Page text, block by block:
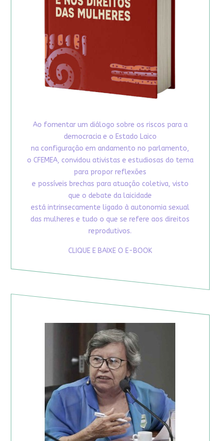
Ao fomentar um diálogo sobre os riscos para a
democracia e o Estado Laico
na configuração em andamento no parlamento,
o CFEMEA, convidou ativistas e estudiosas do tema
para propor reflexões
e possíveis brechas para atuação coletiva, visto
que o debate da laicidade
está intrinsecamente ligado à autonomia sexual
das mulheres e tudo o que se refere aos direitos
reprodutivos.
CLIQUE E BAIXE O E-BOOK